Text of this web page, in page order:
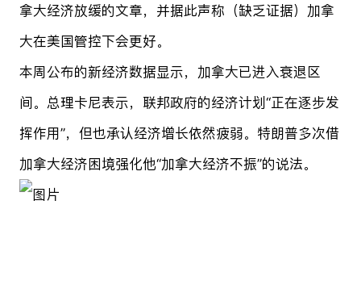
拿大经济放缓的文章，并据此声称（缺乏证据）加拿
大在美国管控下会更好。
本周公布的新经济数据显示，加拿大已进入衰退区
间。总理卡尼表示，联邦政府的经济计划“正在逐步发
挥作用”，但也承认经济增长依然疲弱。特朗普多次借
加拿大经济困境强化他“加拿大经济不振”的说法。